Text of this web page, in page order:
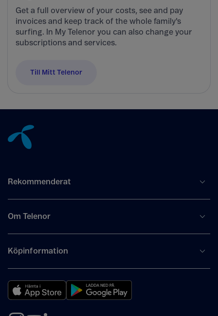
Get a full overview of your costs, see and pay
invoices and keep track of the whole family's
surfing. In My Telenor you can also change your
subscriptions and services.
Till Mitt Telenor
Rekommenderat
Om Telenor
Köpinformation